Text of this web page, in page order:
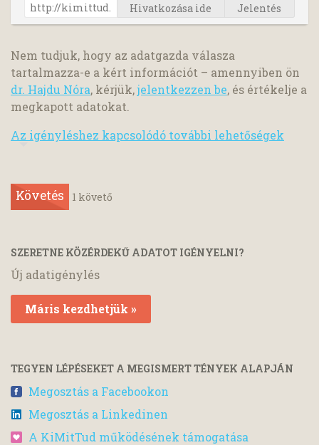
Hivatkozása ide Jelentés
Nem tudjuk, hogy az adatgazda válasza
tartalmazza-e a kért információt – amennyiben ön
dr. Hajdu Nóra, kérjük,jelentkezzen be, és értékelje a
megkapott adatokat.
Az igényléshez kapcsolódó további lehetőségek
Követés 1 követő
SZERETNE KÖZÉRDEKŰ ADATOT IGÉNYELNI?
Új adatigénylés
Máris kezdhetjük »
TEGYEN LÉPÉSEKET A MEGISMERT TÉNYEK ALAPJÁN
Megosztás a Facebookon
Megosztás a Linkedinen
A KiMitTud működésének támogatása